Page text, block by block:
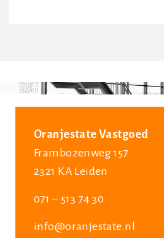
Oranjestate Vastgoed
Frambozenweg 157
2321 KA Leiden
071 – 513 74 30
info@oranjestate.nl